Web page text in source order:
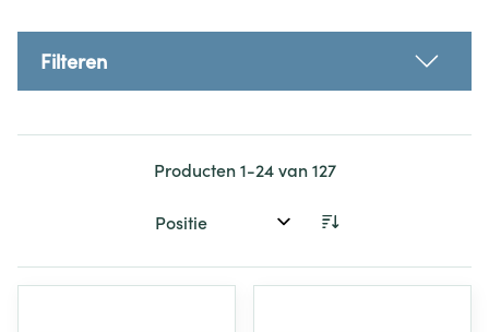
Filteren
Producten1-24van127
Sorteer op: